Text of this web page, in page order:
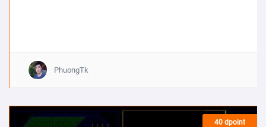
PhuongTk
40 dpoint